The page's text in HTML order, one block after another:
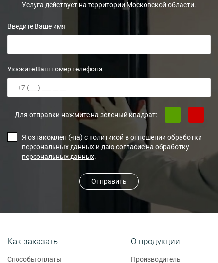
Услуга действует на территории Московской области.
Введите Ваше имя
Укажите Ваш номер телефона
Для отправки нажмите на зеленый квадрат:
Я ознакомлен (-на) с политикой в отношении обработки
персональных данных и даюсогласие на обработку
персональных данных.
Отправить
Как заказать
Способы оплаты
О продукции
Производитель